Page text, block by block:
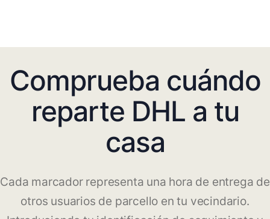
Comprueba cuándo
reparte DHL a tu
casa
Cada marcador representa una hora de entrega de
otros usuarios de parcello en tu vecindario.